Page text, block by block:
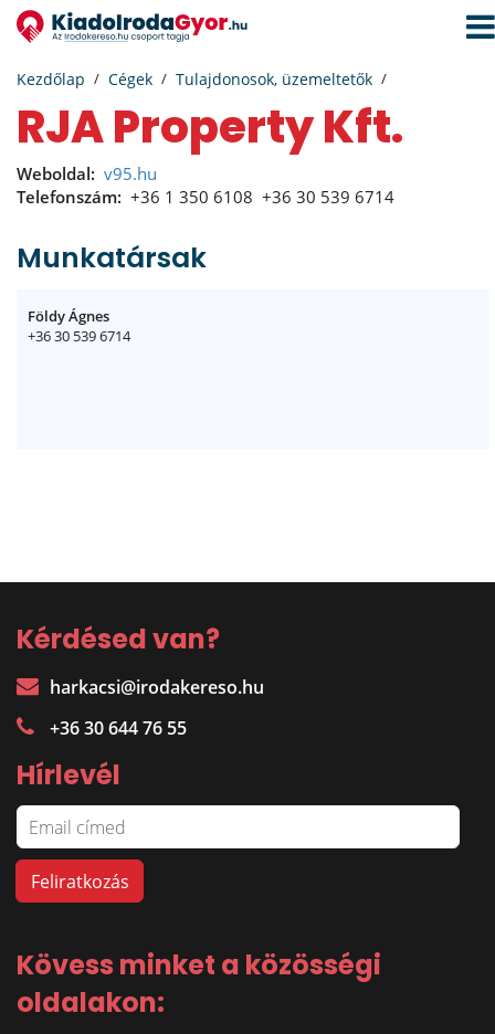
Kezdőlap Cégek Tulajdonosok, üzemeltetők
RJA Property Kft.
Weboldal: v95.hu
Telefonszám: +36 1 350 6108 +36 30 539 6714
Munkatársak
Földy Ágnes
+36 30 539 6714
Kérdésed van?
harkacsi@irodakereso.hu
+36 30 644 76 55
Hírlevél
Kövess minket a közösségi
oldalakon: